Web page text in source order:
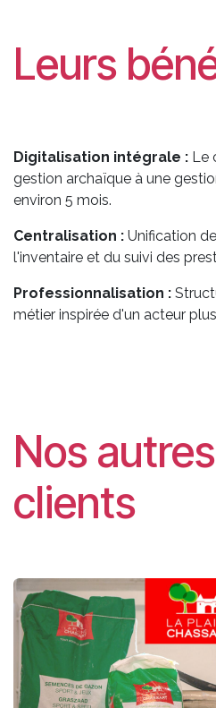
Leurs
Digitalisation intégrale : Le
gestion archaïque à une
environ 5 mois.
Centralisation : Unification
l'inventaire et du suivi des
Professionnalisation :
métier inspirée d'un acteur
Nos
clients